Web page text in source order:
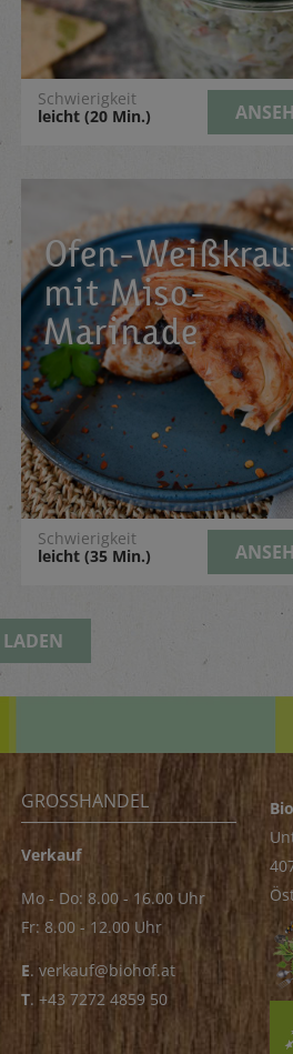
Schwierigkeit
leicht (20 Min.)
Ofen-
mit Miso-
Marinade
Schwierigkeit
leicht (35 Min.)
GROSSHANDEL
Verkauf
Mo - Do: 8.00 - 16.00 Uhr
Fr: 8.00 - 12.00 Uhr
E. verkauf@biohof.at
T. +43 7272 4859 50